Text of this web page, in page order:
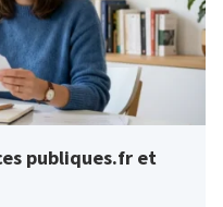
publiques.fr et